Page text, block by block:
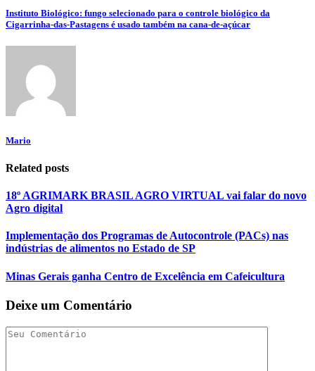
Instituto Biológico: fungo selecionado para o controle biológico da
Cigarrinha-das-Pastagens é usado também na cana-de-açúcar
Mario
Related posts
18º AGRIMARK BRASIL AGRO VIRTUAL vai falar do novo
Agro digital
Implementação dos Programas de Autocontrole (PACs) nas
indústrias de alimentos no Estado de SP
Minas Gerais ganha Centro de Excelência em Cafeicultura
Deixe um Comentário